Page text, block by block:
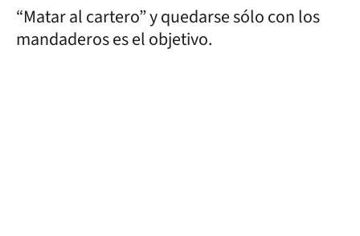
“Matar al cartero” y quedarse sólo con los
mandaderos es el objetivo.